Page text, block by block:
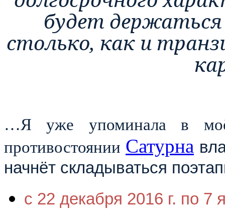
будет
столько, как и
…Я уже упоминала в
противостоянии Сатурна
начнёт складываться
с 22 декабря 2016 г. по 7